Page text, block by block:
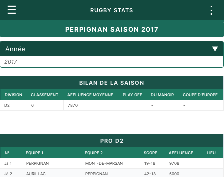
☰ RUGBY STATS ⋮
PERPIGNAN SAISON 2017
Année ▼
2017
BILAN DE LA SAISON
DIVISION CLASSEMENT AFFLUENCE MOYENNE PLAY OFF DU MANOIR COUPE D'EUROPE
D2 6 7870 - -
PRO D2
N° EQUIPE 1 EQUIPE 2 SCORE AFFLUENCE LIEU
Jà 1 PERPIGNAN MONT-DE-MARSAN 19-16 9706
Jà 2 AURILLAC PERPIGNAN 42-13 5000